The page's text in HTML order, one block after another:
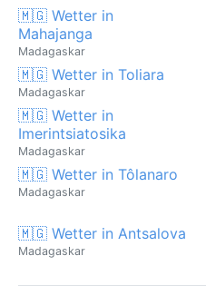
🇲🇬 Wetter in
Mahajanga
Madagaskar
🇲🇬 Wetter in Toliara
Madagaskar
🇲🇬 Wetter in
Imerintsiatosika
Madagaskar
🇲🇬 Wetter in Tôlanaro
Madagaskar
🇲🇬 Wetter in Antsalova
Madagaskar